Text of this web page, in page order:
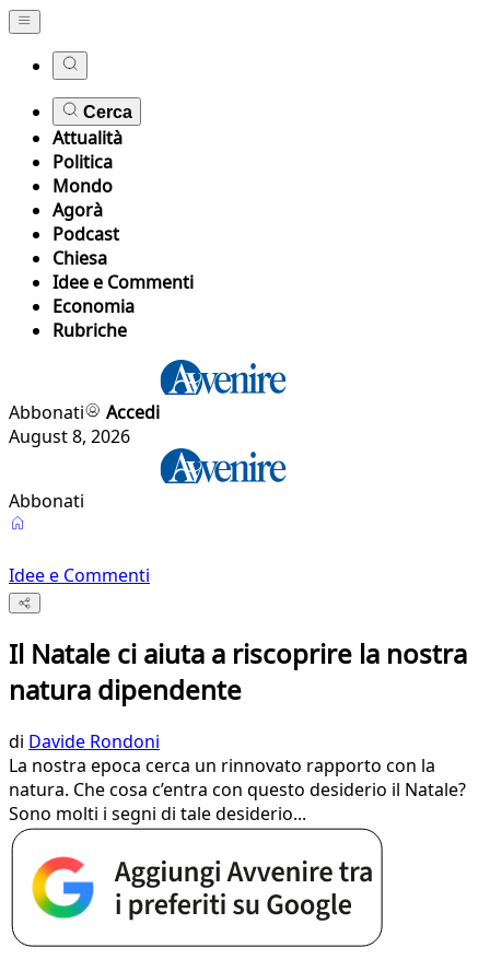
Cerca
Attualità
Politica
Mondo
Agorà
Podcast
Chiesa
Idee e Commenti
Economia
Rubriche
Abbonati
Accedi
August 8, 2026
Abbonati
Idee e Commenti
Il Natale ci aiuta a riscoprire la nostra
natura dipendente
di Davide Rondoni
La nostra epoca cerca un rinnovato rapporto con la
natura. Che cosa c’entra con questo desiderio il Natale?
Sono molti i segni di tale desiderio...